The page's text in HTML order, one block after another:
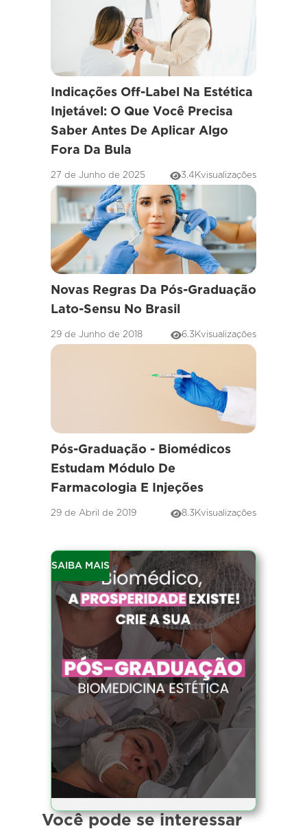
Indicações Off-Label Na Estética
Injetável: O Que Você Precisa
Saber Antes De Aplicar Algo
Fora Da Bula
27 de Junho de 2025 3.4Kvisualizações
Novas Regras Da Pós-Graduação
Lato-Sensu No Brasil
29 de Junho de 2018 6.3Kvisualizações
Pós-Graduação - Biomédicos
Estudam Módulo De
Farmacologia E Injeções
29 de Abril de 2019 8.3Kvisualizações
SAIBA MAIS
Você pode se interessar